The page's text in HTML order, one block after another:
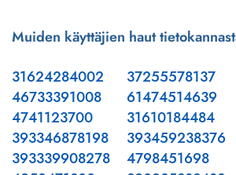
Muiden käyttäjien haut
31624284002
46733391008
4741123700
393346878198
393339908278
37255578137
61474514639
31610184484
393459238376
4798451698